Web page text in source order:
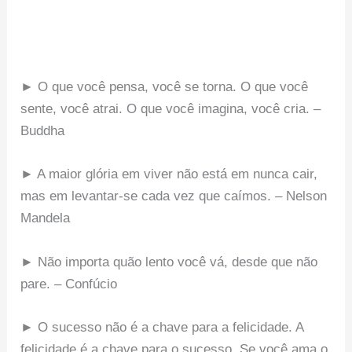
► O que você pensa, você se torna. O que você
sente, você atrai. O que você imagina, você cria. –
Buddha
► A maior glória em viver não está em nunca cair,
mas em levantar-se cada vez que caímos. – Nelson
Mandela
► Não importa quão lento você vá, desde que não
pare. – Confúcio
► O sucesso não é a chave para a felicidade. A